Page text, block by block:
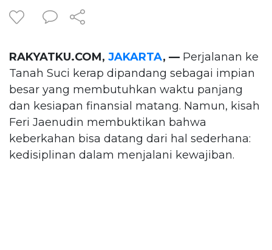
RAKYATKU.COM, JAKARTA, — Perjalanan ke
Tanah Suci kerap dipandang sebagai impian
besar yang membutuhkan waktu panjang
dan kesiapan finansial matang. Namun, kisah
Feri Jaenudin membuktikan bahwa
keberkahan bisa datang dari hal sederhana:
kedisiplinan dalam menjalani kewajiban.